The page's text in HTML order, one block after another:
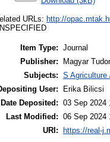
URLs: http://
Item Type: Journal
Publisher:
Magyar
Subjects: S Agriculture
User:
Erika Bilicsi
Date Deposited: 03 Sep 2024
Last Modified: 06 Sep 2024
URI:
https://real-